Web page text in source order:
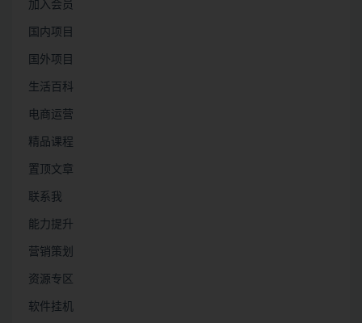
加入会员
国内项目
国外项目
生活百科
电商运营
精品课程
置顶文章
联系我
能力提升
营销策划
资源专区
软件挂机